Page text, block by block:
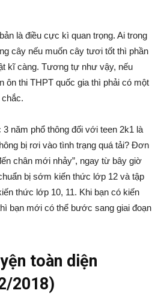
là điều cực kì quan trọng. Ai trong
cây nếu muốn cây tươi tốt thì phần
kĩ càng. Tương tự như vậy, nếu
ôn thi THPT quốc gia thì phải có một
năm phổ thông đối với teen 2k1 là
bị rơi vào tình trạng quá tải? Đơn
chân mới nhảy”, ngay từ bây giờ
bị sớm kiến thức lớp 12 và tập
thức lớp 10, 11. Khi bạn có kiến
bạn mới có thể bước sang giai đoạn
toàn diện
2018)